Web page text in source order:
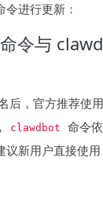
进行更新：
令与
后，官方推荐使用
clawdbot
命令
议新用户直接使用